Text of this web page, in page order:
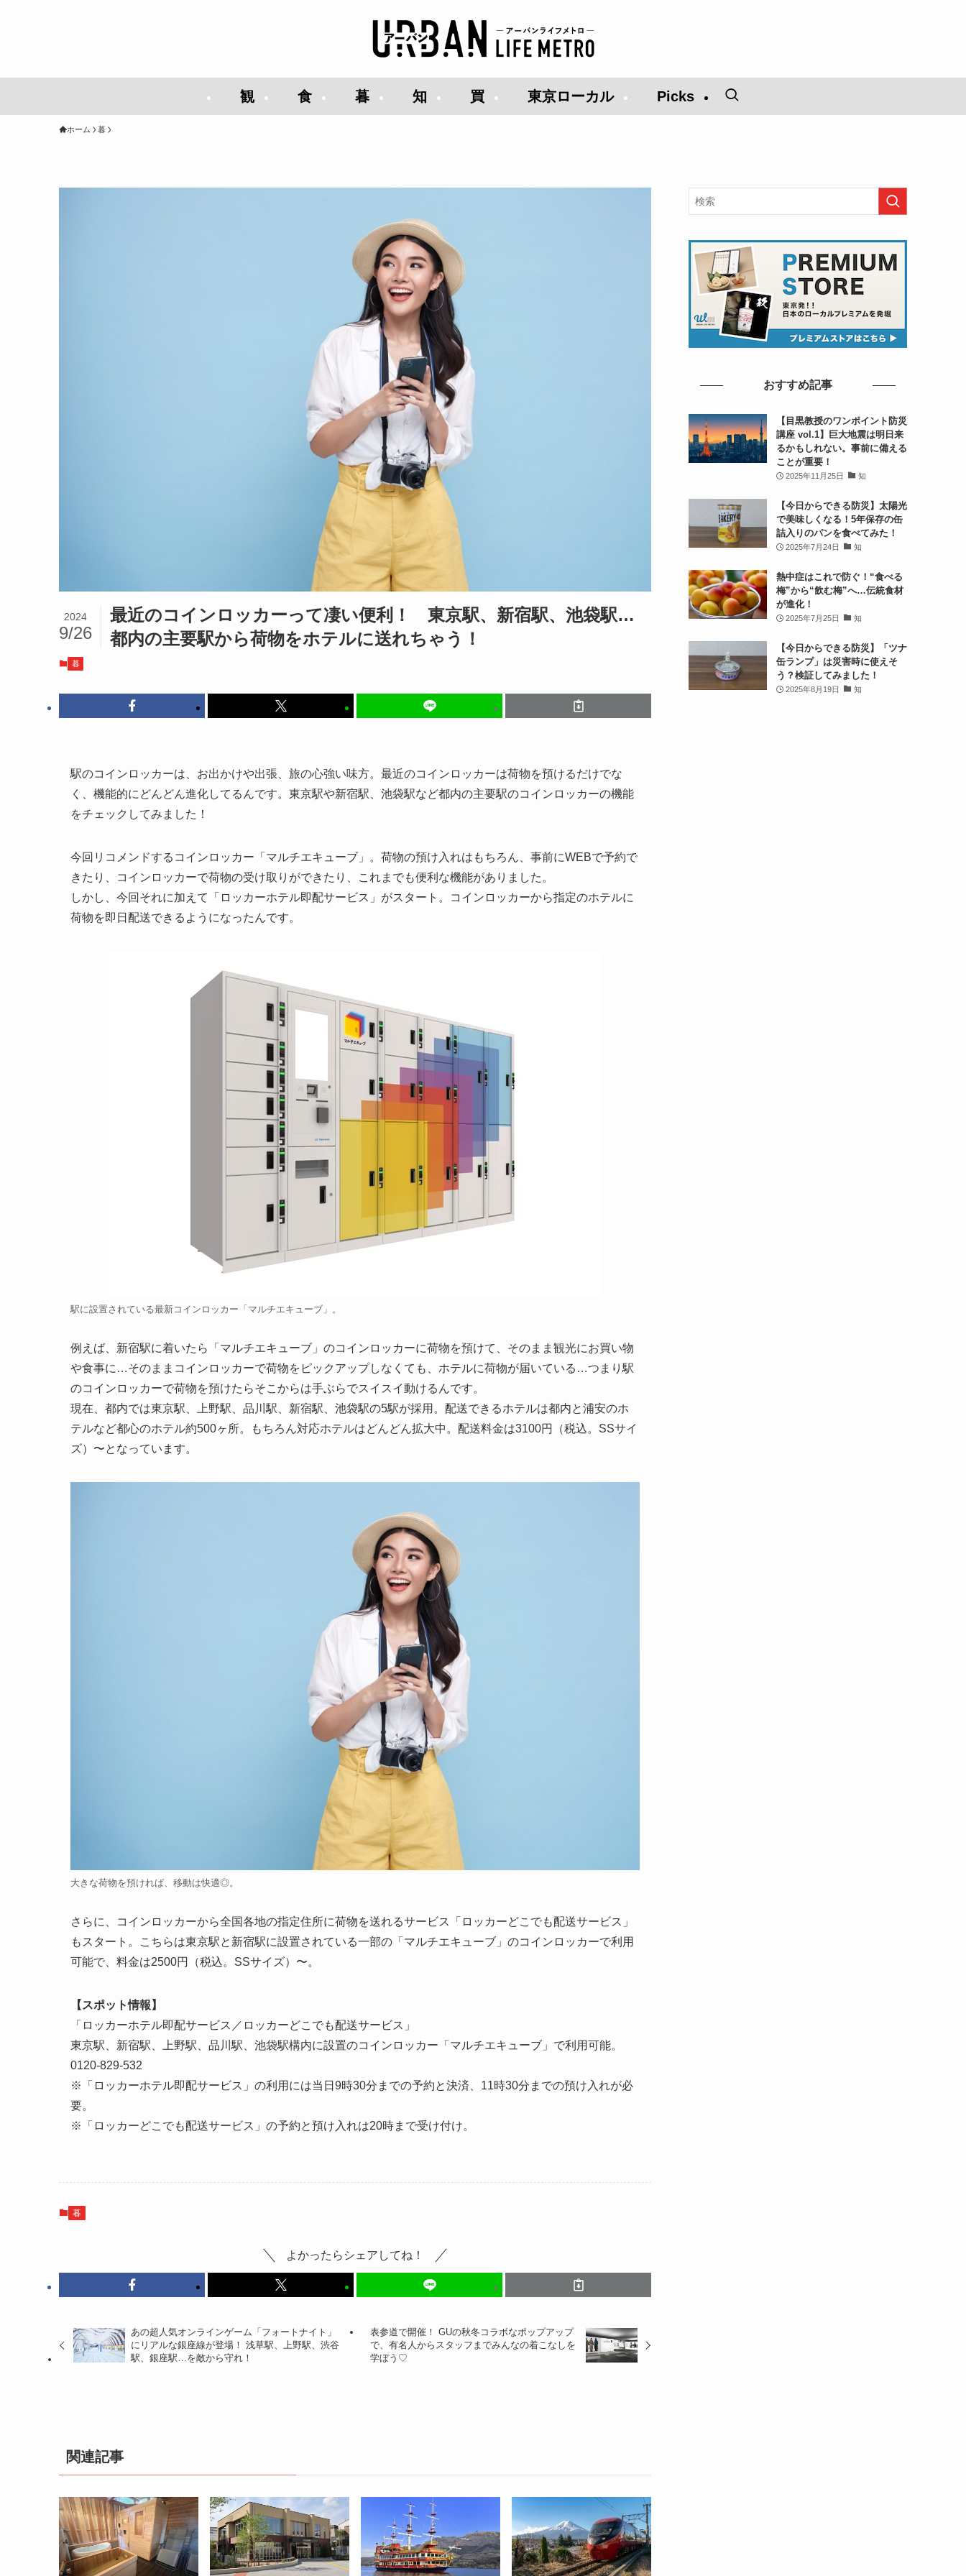
観 食 暮 知 買 東京ローカル Picks
ホーム 暮
最近のコインロッカーって凄い便利！ 東京駅、新宿駅、池袋駅…
都内の主要駅から荷物をホテルに送れちゃう！
2024
9/26
暮
駅のコインロッカーは、お出かけや出張、旅の心強い味方。最近のコインロッカーは荷物を預けるだけでな
く、機能的にどんどん進化してるんです。東京駅や新宿駅、池袋駅など都内の主要駅のコインロッカーの機能
をチェックしてみました！
今回リコメンドするコインロッカー「マルチエキューブ」。荷物の預け入れはもちろん、事前にWEBで予約で
きたり、コインロッカーで荷物の受け取りができたり、これまでも便利な機能がありました。
しかし、今回それに加えて「ロッカーホテル即配サービス」がスタート。コインロッカーから指定のホテルに
荷物を即日配送できるようになったんです。
駅に設置されている最新コインロッカー「マルチエキューブ」。
例えば、新宿駅に着いたら「マルチエキューブ」のコインロッカーに荷物を預けて、そのまま観光にお買い物
や食事に…そのままコインロッカーで荷物をピックアップしなくても、ホテルに荷物が届いている…つまり駅
のコインロッカーで荷物を預けたらそこからは手ぶらでスイスイ動けるんです。
現在、都内では東京駅、上野駅、品川駅、新宿駅、池袋駅の5駅が採用。配送できるホテルは都内と浦安のホ
テルなど都心のホテル約500ヶ所。もちろん対応ホテルはどんどん拡大中。配送料金は3100円（税込。SSサイ
ズ）〜となっています。
大きな荷物を預ければ、移動は快適◎。
さらに、コインロッカーから全国各地の指定住所に荷物を送れるサービス「ロッカーどこでも配送サービス」
もスタート。こちらは東京駅と新宿駅に設置されている一部の「マルチエキューブ」のコインロッカーで利用
可能で、料金は2500円（税込。SSサイズ）〜。
【スポット情報】
「ロッカーホテル即配サービス／ロッカーどこでも配送サービス」
東京駅、新宿駅、上野駅、品川駅、池袋駅構内に設置のコインロッカー「マルチエキューブ」で利用可能。
0120-829-532
※「ロッカーホテル即配サービス」の利用には当日9時30分までの予約と決済、11時30分までの預け入れが必
要。
※「ロッカーどこでも配送サービス」の予約と預け入れは20時まで受け付け。
暮
よかったらシェアしてね！
あの超人気オンラインゲーム「フォートナイト」
にリアルな銀座線が登場！ 浅草駅、上野駅、渋谷
駅、銀座駅…を敵から守れ！
表参道で開催！ GUの秋冬コラボなポップアップ
で、有名人からスタッフまでみんなの着こなしを
学ぼう♡
関連記事
おすすめ記事
【目黒教授のワンポイント防災
講座 vol.1】巨大地震は明日来
るかもしれない。事前に備える
ことが重要！
2025年11月25日 知
【今日からできる防災】太陽光
で美味しくなる！5年保存の缶
詰入りのパンを食べてみた！
2025年7月24日 知
熱中症はこれで防ぐ！“食べる
梅”から“飲む梅”へ…伝統食材
が進化！
2025年7月25日 知
【今日からできる防災】「ツナ
缶ランプ」は災害時に使えそ
う？検証してみました！
2025年8月19日 知